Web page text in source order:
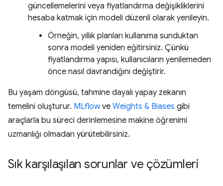
güncellemelerini veya fiyatlandırma değişikliklerini
hesaba katmak için modeli düzenli olarak yenileyin.
Örneğin, yıllık planları kullanıma sunduktan
sonra modeli yeniden eğitirsiniz. Çünkü
fiyatlandırma yapısı, kullanıcıların yenilemeden
önce nasıl davrandığını değiştirir.
Bu yaşam döngüsü, tahmine dayalı yapay zekanın
temelini oluşturur. MLflowve Weights & Biases gibi
araçlarla bu süreci derinlemesine makine öğrenimi
uzmanlığı olmadan yürütebilirsiniz.
Sık karşılaşılan sorunlar ve çözümleri